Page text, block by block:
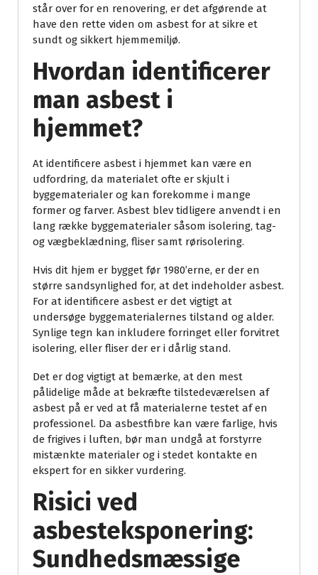
står over for en renovering, er det afgørende at
have den rette viden om asbest for at sikre et
sundt og sikkert hjemmemiljø.
Hvordan identificerer
man asbest i
hjemmet?
At identificere asbest i hjemmet kan være en
udfordring, da materialet ofte er skjult i
byggematerialer og kan forekomme i mange
former og farver. Asbest blev tidligere anvendt i en
lang række byggematerialer såsom isolering, tag-
og vægbeklædning, fliser samt rørisolering.
Hvis dit hjem er bygget før 1980’erne, er der en
større sandsynlighed for, at det indeholder asbest.
For at identificere asbest er det vigtigt at
undersøge byggematerialernes tilstand og alder.
Synlige tegn kan inkludere forringet eller forvitret
isolering, eller fliser der er i dårlig stand.
Det er dog vigtigt at bemærke, at den mest
pålidelige måde at bekræfte tilstedeværelsen af
asbest på er ved at få materialerne testet af en
professionel. Da asbestfibre kan være farlige, hvis
de frigives i luften, bør man undgå at forstyrre
mistænkte materialer og i stedet kontakte en
ekspert for en sikker vurdering.
Risici ved
asbesteksponering:
Sundhedsmæssige